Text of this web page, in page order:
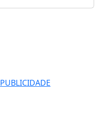
PUBLICIDADE